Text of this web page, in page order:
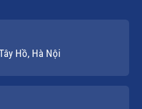
Hồ, Hà Nội